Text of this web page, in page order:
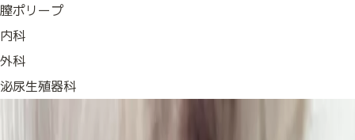
膣ポリープ
内科
外科
泌尿生殖器科